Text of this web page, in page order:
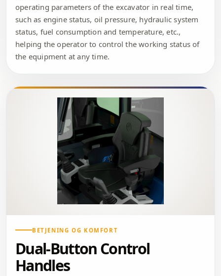
operating parameters of the excavator in real time,
such as engine status, oil pressure, hydraulic system
status, fuel consumption and temperature, etc.,
helping the operator to control the working status of
the equipment at any time.
BETJENING OG KOMFORT
Dual-Button Control
Handles